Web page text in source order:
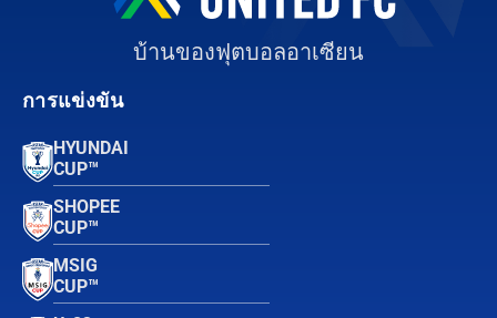
บ้านของฟุตบอลอาเซียน
การแข่งขัน
HYUNDAI
CUP™
SHOPEE
CUP™
MSIG
CUP™